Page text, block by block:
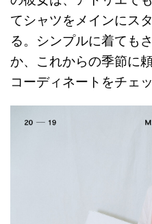
てシャツをメインにス
る。シンプルに着ても
か、これからの季節に
コーディネートをチェ